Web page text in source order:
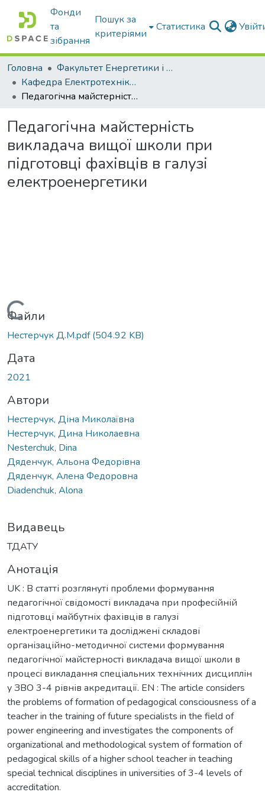
Фонди
та
зібрання
Пошук за
критеріями
Статистика
Головна
Факультет Енергетики і комп'ютерних технологій
Кафедра Електротехніки і електромеханіки ім. проф. В.В. Овчарова
Педагогічна майстерність викладача вищої школи при підготовці фахівців в галузі електроенергетики
Педагогічна майстерність
викладача вищої школи при
підготовці фахівців в галузі
електроенергетики
Вантажиться...
Файли
Нестерчук Д.М.pdf(504.92 KB)
Дата
2021
Автори
Нестерчук, Діна Миколаївна
Нестерчук, Дина Николаевна
Nesterchuk, Dina
Дяденчук, Альона Федорівна
Дяденчук, Алена Федоровна
Diadenchuk, Alona
Видавець
ТДАТУ
Анотація
UK : В статті розглянуті проблеми формування
педагогічної свідомості викладача при професійній
підготовці майбутніх фахівців в галузі
електроенергетики та досліджені складові
організаційно-методичної системи формування
педагогічної майстерності викладача вищої школи в
процесі викладання спеціальних технічних дисциплін
у ЗВО 3-4 рівнів акредитації. EN : The article considers
the problems of formation of pedagogical consciousness of a
teacher in the training of future specialists in the field of
power engineering and investigates the components of
organizational and methodological system of formation of
pedagogical skills of a higher school teacher in teaching
special technical disciplines in universities of 3-4 levels of
accreditation.